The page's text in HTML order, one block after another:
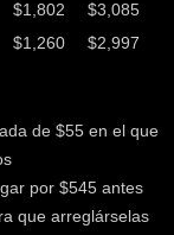
$1,802
$3,085
$1,260
$2,997
de $55 en el que
por $545 antes
que arreglárselas